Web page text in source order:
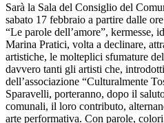
Sarà la Sala del Consiglio del
sabato 17 febbraio a partire dalle
“Le parole dell’amore”, kermesse,
Marina Pratici, volta a declinare,
artistiche, le molteplici sfumature
davvero tanti gli artisti che,
dell’associazione “Culturalmente
Sparavelli, porteranno, dopo il
comunali, il loro contributo,
arte performativa. Con parole,